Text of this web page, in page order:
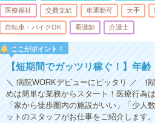
医療福祉 交費支給 車通勤可 大手
自転車・バイクOK 看護師 介護士
ここがポイント！
【短期間でガッツリ稼ぐ！】年
＼ 病院WORKデビューにピッタリ ／ 病
めは簡単な業務からスタート！医療行為
「家から徒歩圏内の施設がいい」「少人
ットのスタッフがお仕事をご紹介します